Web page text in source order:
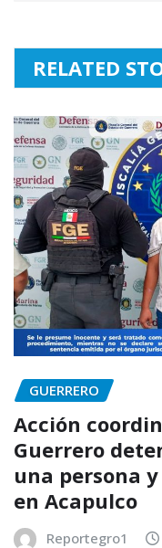
RELATED
GUERRERO
Acción
Guerrero
una persona
en Acapulco
Reportegro1